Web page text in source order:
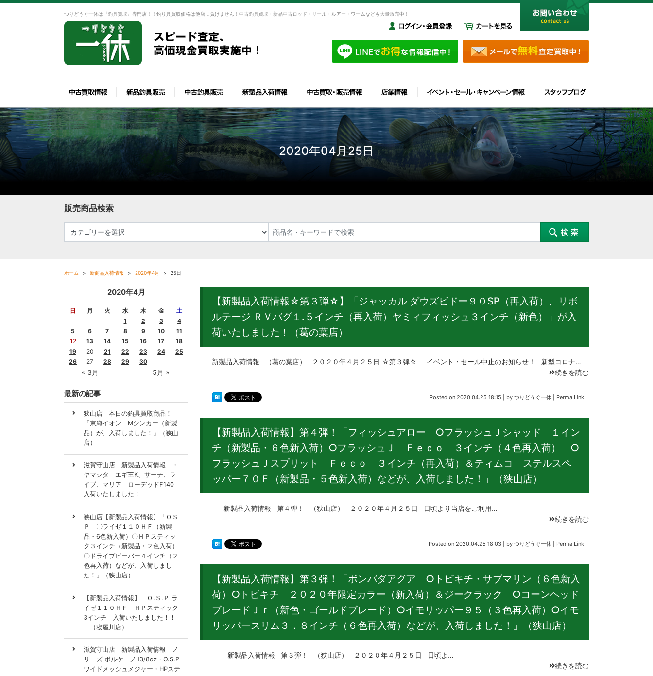
つりどうぐ一休は『釣具買取』専門店！！釣り具買取価格は他店に負けません！中古釣具買取・新品中古ロッド・リール・ルアー・ワームなども大量販売中！
2020年04月25日
販売商品検索
ホーム 新商品入荷情報 2020年4月 25日
【新製品入荷情報☆第３弾☆】「ジャッカル ダウズビドー９０SP（再入荷）、リボ
ルテージ ＲＶバグ１.５インチ（再入荷）ヤミィフィッシュ３インチ（新色）」が入
荷いたしました！（葛の葉店）
新製品入荷情報 （葛の葉店） ２０２０年４月２５日 ☆第３弾☆ イベント・セール中止のお知らせ！ 新型コロナ…
続きを読む
Posted on 2020.04.25 18:15 by つりどうぐ一休 Perma Link
【新製品入荷情報】第４弾！「フィッシュアロー ○フラッシュＪシャッド １イン
チ（新製品・６色新入荷）○フラッシュＪ Ｆｅｃｏ ３インチ（４色再入荷） ○
フラッシュＪスプリット Ｆｅｃｏ ３インチ（再入荷）＆ティムコ ステルスペ
ッパー７０Ｆ（新製品・５色新入荷）などが、入荷しました！」（狭山店）
新製品入荷情報 第４弾！ （狭山店） ２０２０年４月２５日 日頃より当店をご利用…
続きを読む
Posted on 2020.04.25 18:03 by つりどうぐ一休 Perma Link
【新製品入荷情報】第３弾！「ボンバダアグア ○トビキチ・サブマリン（６色新入
荷）○トビキチ ２０２０年限定カラー（新入荷）＆ジークラック ○コーンヘッド
ブレードＪｒ（新色・ゴールドブレード）○イモリッパー９５（３色再入荷）○イモ
リッパースリム３．８インチ（６色再入荷）などが、入荷しました！」（狭山店）
新製品入荷情報 第３弾！ （狭山店） ２０２０年４月２５日 日頃よ…
続きを読む
2020年4月
日 月 火 水 木 金 土
« 3月 5月 »
1 2 3
4
5
6 7 8 9 10
11
12
13 14 15 16 17
18
19
20 21 22 23 24
25
26
27 28 29 30
最新の記事
狭山店 本日の釣具買取商品！
「東海イオン Mシンカー（新製
品）が、入荷しました！」（狭山
店）
滋賀守山店 新製品入荷情報 ・
ヤマシタ エギ王K、サーチ、ラ
イブ、マリア ローデッドF140
入荷いたしました！
狭山店【新製品入荷情報】「ＯＳ
Ｐ 〇ライゼ１１０ＨＦ（新製
品・6色新入荷）〇ＨＰスティッ
ク３インチ（新製品・２色入荷）
〇ドライブビーバー４インチ（２
色再入荷）などが、入荷しまし
た！」（狭山店）
【新製品入荷情報】 Ｏ.Ｓ.Ｐ ラ
イゼ１１０ＨＦ ＨＰスティック
3インチ 入荷いたしました！！
（寝屋川店）
滋賀守山店 新製品入荷情報 ノ
リーズ ボルケーノⅡ3/8oz・O.S.P
ワイドメッシュメジャー・HPステ